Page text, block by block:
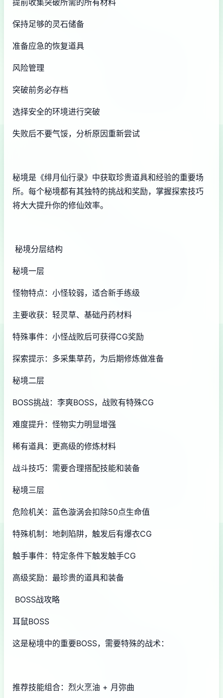
保持足够的灵石储备
准备应急的恢复道具
风险管理
突破前务必存档
选择安全的环境进行突破
失败后不要气馁，分析原因重新尝试
秘境是《绯月仙行录》中获取珍贵道具和经验的重要场
所。每个秘境都有其独特的挑战和奖励，掌握探索技巧
将大大提升你的修仙效率。
秘境分层结构
秘境一层
怪物特点：小怪较弱，适合新手练级
主要收获：轻灵草、基础丹药材料
特殊事件：小怪战败后可获得CG奖励
探索提示：多采集草药，为后期修炼做准备
秘境二层
BOSS挑战：李爽BOSS，战败有特殊CG
难度提升：怪物实力明显增强
稀有道具：更高级的修炼材料
战斗技巧：需要合理搭配技能和装备
秘境三层
危险机关：蓝色漩涡会扣除50点生命值
特殊机制：地刺陷阱，触发后有爆衣CG
触手事件：特定条件下触发触手CG
高级奖励：最珍贵的道具和装备
BOSS战攻略
耳鼠BOSS
这是秘境中的重要BOSS，需要特殊的战术：
推荐技能组合：烈火烹油 + 月弥曲